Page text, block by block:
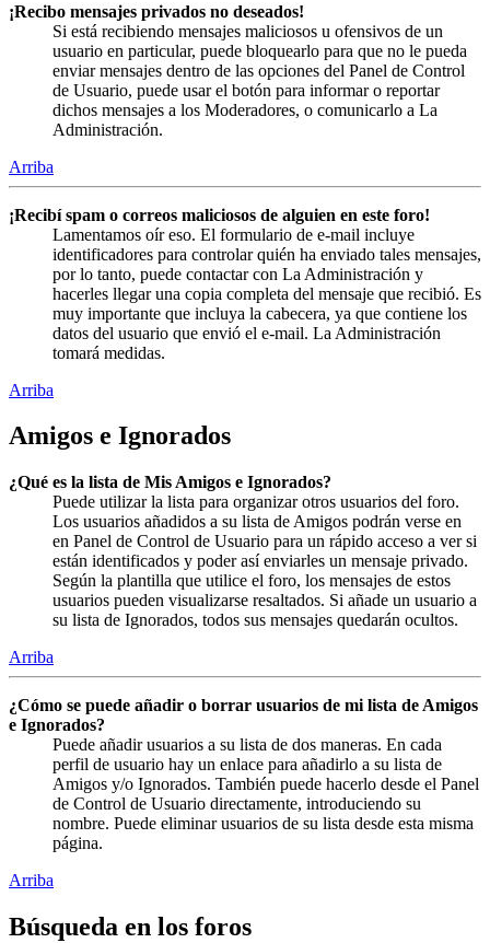
¡Recibo mensajes privados no deseados!
Si está recibiendo mensajes maliciosos u ofensivos de un
usuario en particular, puede bloquearlo para que no le pueda
enviar mensajes dentro de las opciones del Panel de Control
de Usuario, puede usar el botón para informar o reportar
dichos mensajes a los Moderadores, o comunicarlo a La
Administración.
Arriba
¡Recibí spam o correos maliciosos de alguien en este foro!
Lamentamos oír eso. El formulario de e-mail incluye
identificadores para controlar quién ha enviado tales mensajes,
por lo tanto, puede contactar con La Administración y
hacerles llegar una copia completa del mensaje que recibió. Es
muy importante que incluya la cabecera, ya que contiene los
datos del usuario que envió el e-mail. La Administración
tomará medidas.
Arriba
Amigos e Ignorados
¿Qué es la lista de Mis Amigos e Ignorados?
Puede utilizar la lista para organizar otros usuarios del foro.
Los usuarios añadidos a su lista de Amigos podrán verse en
en Panel de Control de Usuario para un rápido acceso a ver si
están identificados y poder así enviarles un mensaje privado.
Según la plantilla que utilice el foro, los mensajes de estos
usuarios pueden visualizarse resaltados. Si añade un usuario a
su lista de Ignorados, todos sus mensajes quedarán ocultos.
Arriba
¿Cómo se puede añadir o borrar usuarios de mi lista de Amigos
e Ignorados?
Puede añadir usuarios a su lista de dos maneras. En cada
perfil de usuario hay un enlace para añadirlo a su lista de
Amigos y/o Ignorados. También puede hacerlo desde el Panel
de Control de Usuario directamente, introduciendo su
nombre. Puede eliminar usuarios de su lista desde esta misma
página.
Arriba
Búsqueda en los foros